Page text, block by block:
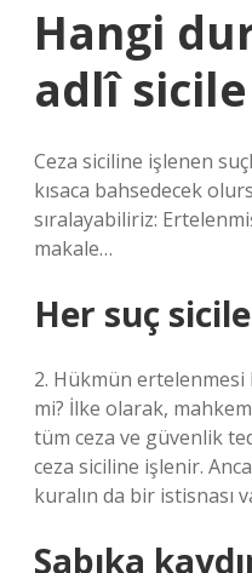
Hangi
adlî
Ceza siciline işlenen
kısaca bahsedecek
sıralayabiliriz:
makale…
Her suç
2. Hükmün ertelenmesi
mi? İlke olarak,
tüm ceza ve güvenlik
ceza siciline işlenir.
kuralın da bir istisnası
Sabıka